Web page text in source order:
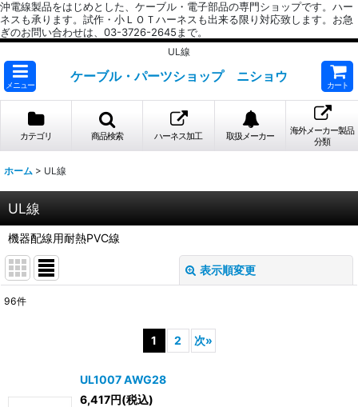
沖電線製品をはじめとした、ケーブル・電子部品の専門ショップです。ハー
ネスも承ります。試作・小ＬＯＴハーネスも出来る限り対応致します。お急
ぎのお問い合わせは、03-3726-2645まで。
UL線
メニュー
ケーブル・パーツショップ ニショウ
カート
カテゴリ 商品検索 ハーネス加工 取扱メーカー
海外メーカー製品
分類
ホーム > UL線
UL線
機器配線用耐熱PVC線
表示順変更
サブカテゴリ
96件
1 2 次»
UL1007 AWG28
6,417円(税込)